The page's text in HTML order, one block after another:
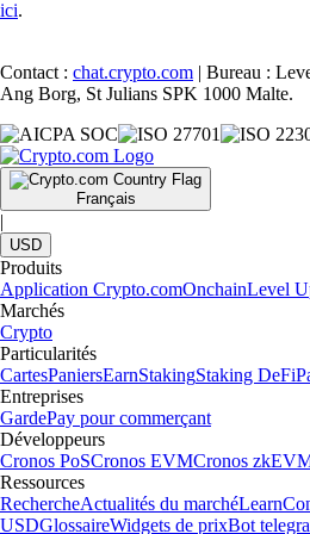
ici.
Contact : chat.crypto.com | Bureau :
Ang Borg, St Julians SPK 1000 Malte.
Français
|
USD
Produits
Application Crypto.comOnchainLevel
Marchés
Crypto
Particularités
CartesPaniersEarnStakingStaking DeFi
Entreprises
GardePay pour commerçant
Développeurs
Cronos PoSCronos EVMCronos
Ressources
RechercheActualités du marchéLearn
USDGlossaireWidgets de prixBot